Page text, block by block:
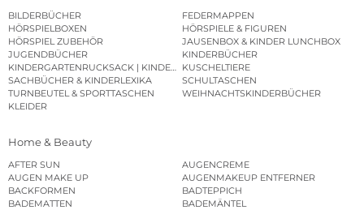
BILDERBÜCHER
FEDERMAPPEN
HÖRSPIELBOXEN
HÖRSPIELE & FIGUREN
HÖRSPIEL ZUBEHÖR
JAUSENBOX & KINDER LUNCHBOX
JUGENDBÜCHER
KINDERBÜCHER
KINDERGARTENRUCKSACK | KINDERGARTENBEUTEL
KUSCHELTIERE
SACHBÜCHER & KINDERLEXIKA
SCHULTASCHEN
TURNBEUTEL & SPORTTASCHEN
WEIHNACHTSKINDERBÜCHER
KLEIDER
Home & Beauty
AFTER SUN
AUGENCREME
AUGEN MAKE UP
AUGENMAKEUP ENTFERNER
BACKFORMEN
BADTEPPICH
BADEMATTEN
BADEMÄNTEL